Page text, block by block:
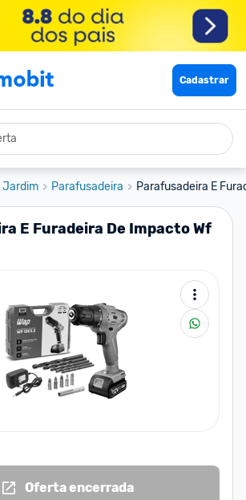
Cadastrar
Jardim Parafusadeira Parafusadeira E
E Furadeira De Impacto Wf
Oferta encerrada